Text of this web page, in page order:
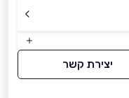
יצירת קשר